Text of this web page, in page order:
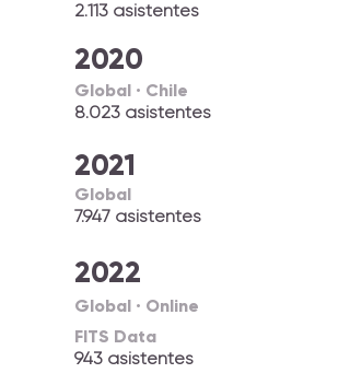
2.113 asistentes
2020
Global · Chile
8.023 asistentes
2021
Global
7.947 asistentes
2022
Global · Online
FITS Data
943 asistentes